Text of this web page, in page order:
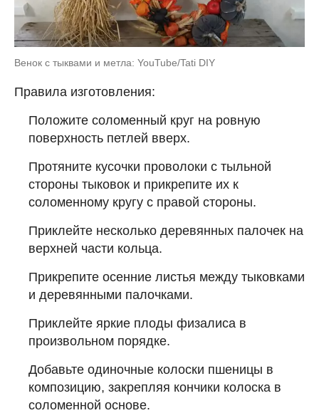
Венок с тыквами и метла: YouTube/Tati DIY
Правила изготовления:
Положите соломенный круг на ровную
поверхность петлей вверх.
Протяните кусочки проволоки с тыльной
стороны тыковок и прикрепите их к
соломенному кругу с правой стороны.
Приклейте несколько деревянных палочек на
верхней части кольца.
Прикрепите осенние листья между тыковками
и деревянными палочками.
Приклейте яркие плоды физалиса в
произвольном порядке.
Добавьте одиночные колоски пшеницы в
композицию, закрепляя кончики колоска в
соломенной основе.